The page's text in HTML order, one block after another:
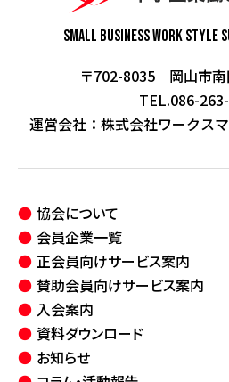
Small Business Work Style
〒702-8035 岡山市南
TEL.086-
運営会社： 株式会社ワークス
協会について
会員企業一覧
正会員向けサービス案内
賛助会員向けサービス案内
入会案内
資料ダウンロード
お知らせ